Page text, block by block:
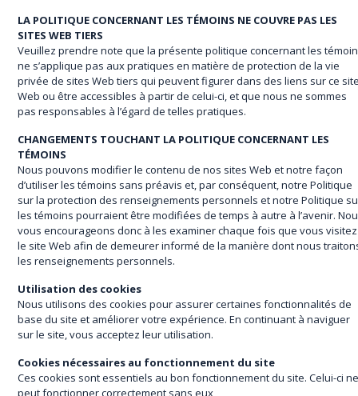
LA POLITIQUE CONCERNANT LES TÉMOINS NE COUVRE PAS LES
SITES WEB TIERS
Veuillez prendre note que la présente politique concernant les
ne s’applique pas aux pratiques en matière de protection de la vie
privée de sites Web tiers qui peuvent figurer dans des liens sur ce
Web ou être accessibles à partir de celui-ci, et que nous ne sommes
pas responsables à l’égard de telles pratiques.
CHANGEMENTS TOUCHANT LA POLITIQUE CONCERNANT LES
TÉMOINS
Nous pouvons modifier le contenu de nos sites Web et notre façon
d’utiliser les témoins sans préavis et, par conséquent, notre Politique
sur la protection des renseignements personnels et notre Politique
les témoins pourraient être modifiées de temps à autre à l’avenir.
vous encourageons donc à les examiner chaque fois que vous visitez
le site Web afin de demeurer informé de la manière dont nous
les renseignements personnels.
Utilisation des cookies
Nous utilisons des cookies pour assurer certaines fonctionnalités de
base du site et améliorer votre expérience. En continuant à naviguer
sur le site, vous acceptez leur utilisation.
Cookies nécessaires au fonctionnement du site
Ces cookies sont essentiels au bon fonctionnement du site. Celui-ci
peut fonctionner correctement sans eux